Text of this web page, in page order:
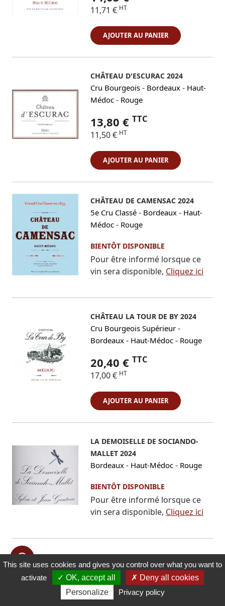
11,71 € HT
AJOUTER AU PANIER
CHÂTEAU D'ESCURAC 2024
Cru Bourgeois - Bordeaux - Haut-
Médoc - Rouge
13,80 € TTC
11,50 € HT
AJOUTER AU PANIER
CHÂTEAU DE CAMENSAC 2024
5e Cru Classé - Bordeaux - Haut-
Médoc - Rouge
BIENTÔT DISPONIBLE
Pour être informé lorsque ce
vin sera disponible, Cliquez ici
CHÂTEAU LA TOUR DE BY 2024
Cru Bourgeois Supérieur -
Bordeaux - Haut-Médoc - Rouge
20,40 € TTC
17,00 € HT
AJOUTER AU PANIER
LA DEMOISELLE DE SOCIANDO-
MALLET 2024
Bordeaux - Haut-Médoc - Rouge
BIENTÔT DISPONIBLE
Pour être informé lorsque ce
vin sera disponible, Cliquez ici
LALANDE-DE-POMEROL
CHÂTEAU LA CHENADE 2024
This site uses cookies and gives you control over what you want to
activate
OK, accept all
Deny all cookies
Personalize
Privacy policy